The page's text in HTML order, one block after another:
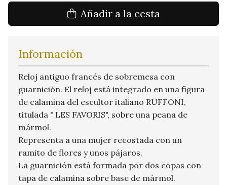
Añadir a la cesta
Información
Reloj antiguo francés de sobremesa con
guarnición. El reloj está integrado en una figura
de calamina del escultor italiano RUFFONI,
titulada " LES FAVORIS", sobre una peana de
mármol.
Representa a una mujer recostada con un
ramito de flores y unos pájaros.
La guarnición está formada por dos copas con
tapa de calamina sobre base de mármol.